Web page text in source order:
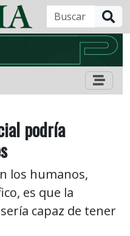
podría
los humanos,
es que la
capaz de tener